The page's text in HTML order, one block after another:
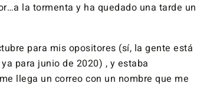
la tormenta y ha quedado una tarde un
para mis opositores (sí, la gente está
para junio de 2020) , y estaba
llega un correo con un nombre que me